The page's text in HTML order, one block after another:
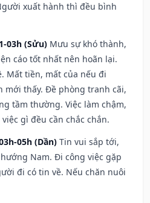
xuất hành thì đều bình
03h (Sửu) Mưu sự khó thành,
cáo tốt nhất nên hoãn lại.
Mất tiền, mất của nếu đi
thấy. Đề phòng tranh cãi,
tầm thường. Việc làm chậm,
gì đều cần chắc chắn.
05h (Dần) Tin vui sắp tới,
Nam. Đi công việc gặp
đi có tin về. Nếu chăn nuôi